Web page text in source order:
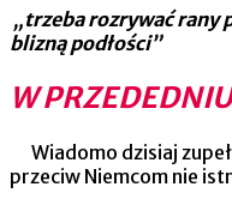
„trzeba rozrywać rany
blizną podłości”
W
Wiadomo dzisiaj
przeciw Niemcom nie